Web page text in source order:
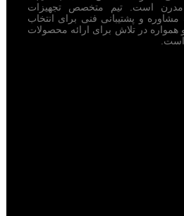
مدرن است. تیم متخصص تجهیزات
مشاوره و پشتیبانی فنی برای انتخاب
همواره در تلاش برای ارائه محصولات
است.